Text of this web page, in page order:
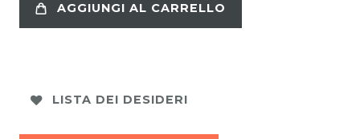
AGGIUNGI AL CARRELLO
LISTA DEI DESIDERI